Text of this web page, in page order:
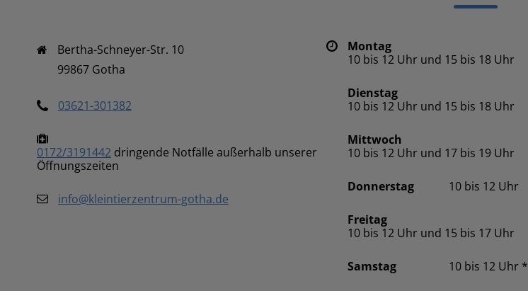
Bertha-Schneyer-Str. 10
99867 Gotha
03621-301382
0172/3191442 dringende Notfälle außerhalb unserer
Öffnungszeiten
info@kleintierzentrum-gotha.de
Montag
10 bis 12 Uhr und 15 bis 18 Uhr
Dienstag
10 bis 12 Uhr und 15 bis 18 Uhr
Mittwoch
10 bis 12 Uhr und 17 bis 19 Uhr
Donnerstag 10 bis 12 Uhr
Freitag
10 bis 12 Uhr und 15 bis 17 Uhr
Samstag 10 bis 12 Uhr *